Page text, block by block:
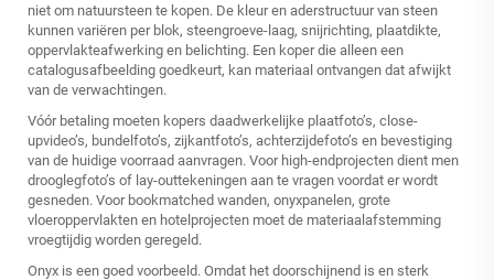
niet om natuursteen te kopen. De kleur en aderstructuur van steen
kunnen variëren per blok, steengroeve-laag, snijrichting, plaatdikte,
oppervlakteafwerking en belichting. Een koper die alleen een
catalogusafbeelding goedkeurt, kan materiaal ontvangen dat afwijkt
van de verwachtingen.
Vóór betaling moeten kopers daadwerkelijke plaatfoto’s, close-
upvideo’s, bundelfoto’s, zijkantfoto’s, achterzijdefoto’s en bevestiging
van de huidige voorraad aanvragen. Voor high-endprojecten dient men
drooglegfoto’s of lay-outtekeningen aan te vragen voordat er wordt
gesneden. Voor bookmatched wanden, onyxpanelen, grote
vloeroppervlakten en hotelprojecten moet de materiaalafstemming
vroegtijdig worden geregeld.
Onyx is een goed voorbeeld. Omdat het doorschijnend is en sterk